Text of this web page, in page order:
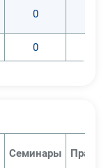
0
0
Семинары